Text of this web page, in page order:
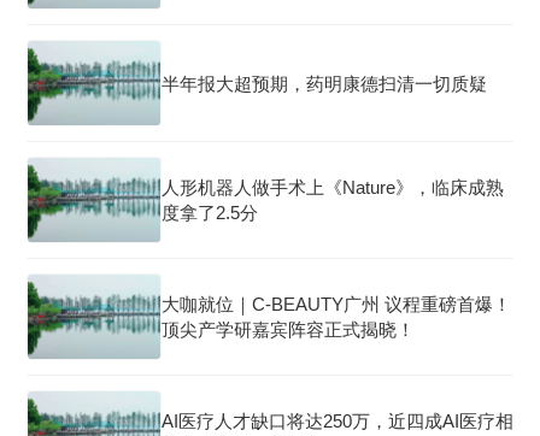
半年报大超预期，药明康德扫清一切质疑
人形机器人做手术上《Nature》，临床成熟
度拿了2.5分
大咖就位｜C-BEAUTY广州 议程重磅首爆！
顶尖产学研嘉宾阵容正式揭晓！
AI医疗人才缺口将达250万，近四成AI医疗相